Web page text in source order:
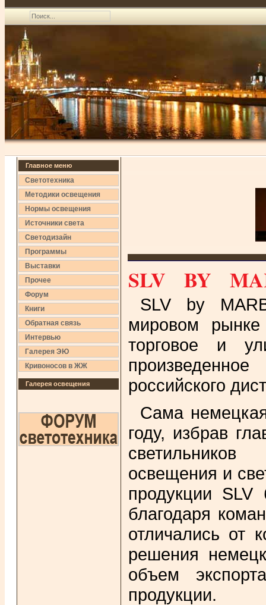
Главное меню
Светотехника
Методики освещения
Нормы освещения
Источники света
Светодизайн
Программы
Выставки
Прочее
Форум
Книги
Обратная связь
Интервью
Галерея ЭЮ
Кривоносов в ЖЖ
Галерея освещения
SLV BY
SLV by
мировом рынке
торговое и
российского
Сама
году, избрав
освещения и
продукции SLV
благодаря
отличались от
решения
объем
продукции.